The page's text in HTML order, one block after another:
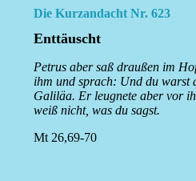
Die Kurzandacht Nr. 623
Enttäuscht
Petrus aber saß draußen im
ihm und sprach: Und du warst
Galiläa. Er leugnete aber vor
weiß nicht, was du sagst.
Mt 26,69-70